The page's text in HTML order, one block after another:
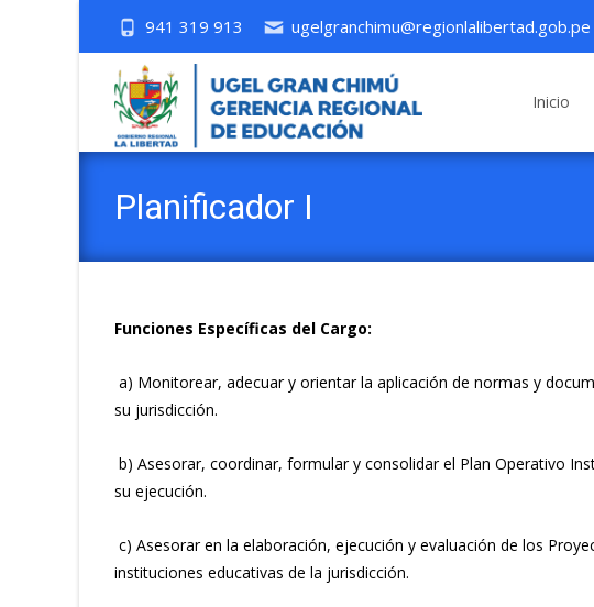
941 319 913 ugelgranchimu@regionlalibertad.gob.pe
Inicio
Planificador I
Funciones Específicas del Cargo:
a) Monitorear, adecuar y orientar la aplicación de normas y
su jurisdicción.
b) Asesorar, coordinar, formular y consolidar el Plan Operativo
su ejecución.
c) Asesorar en la elaboración, ejecución y evaluación de los
instituciones educativas de la jurisdicción.